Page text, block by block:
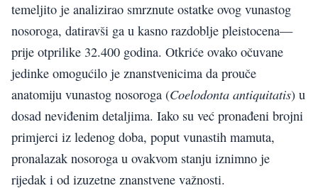
temeljito je analizirao smrznute ostatke ovog vunastog
nosoroga, datiravši ga u kasno razdoblje pleistocena—
prije otprilike 32.400 godina. Otkriće ovako očuvane
jedinke omogućilo je znanstvenicima da prouče
anatomiju vunastog nosoroga (Coelodonta antiquitatis) u
dosad neviđenim detaljima. Iako su već pronađeni brojni
primjerci iz ledenog doba, poput vunastih mamuta,
pronalazak nosoroga u ovakvom stanju iznimno je
rijedak i od izuzetne znanstvene važnosti.